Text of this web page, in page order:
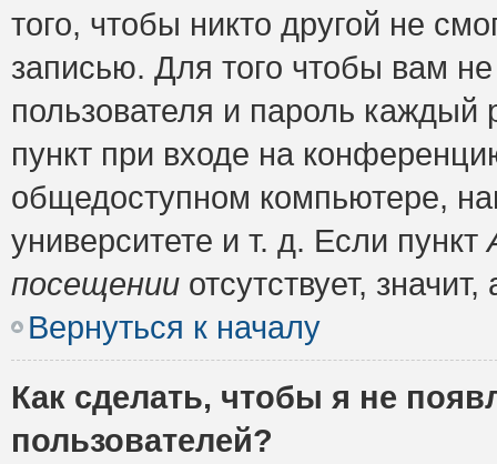
того, чтобы никто другой не
записью. Для того чтобы вам
пользователя и пароль
пункт при входе на
общедоступном компьютере,
университете и т. д. Если пункт
посещении отсутствует,
Вернуться к началу
Как сделать, чтобы я не
пользователей?